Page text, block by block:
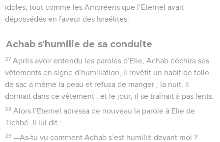
idoles, tout comme les Amoréens que l’Eternel avait
dépossédés en faveur des Israélites.
Achab s'humilie de sa conduite
27 Après avoir entendu les paroles d’Elie, Achab déchira ses
vêtements en signe d’humiliation, il revêtit un habit de toile
de sac à même la peau et refusa de manger ; la nuit, il
dormait dans ce vêtement ; et le jour, il se traînait à pas lents.
28 Alors l’Eternel adressa de nouveau la parole à Elie de
Tichbé. Il lui dit :
29 —As-tu vu comment Achab s’est humilié devant moi ?